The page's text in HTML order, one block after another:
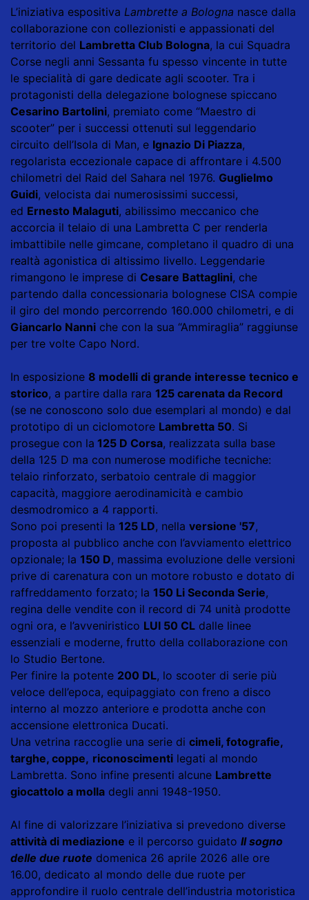
L’iniziativa espositiva Lambrette a Bologna nasce dalla
collaborazione con collezionisti e appassionati del
territorio del Lambretta Club Bologna, la cui Squadra
Corse negli anni Sessanta fu spesso vincente in tutte
le specialità di gare dedicate agli scooter. Tra i
protagonisti della delegazione bolognese spiccano
Cesarino Bartolini, premiato come “Maestro di
scooter” per i successi ottenuti sul leggendario
circuito dell’Isola di Man, e Ignazio Di Piazza,
regolarista eccezionale capace di affrontare i 4.500
chilometri del Raid del Sahara nel 1976. Guglielmo
Guidi, velocista dai numerosissimi successi,
ed Ernesto Malaguti, abilissimo meccanico che
accorcia il telaio di una Lambretta C per renderla
imbattibile nelle gimcane, completano il quadro di una
realtà agonistica di altissimo livello. Leggendarie
rimangono le imprese di Cesare Battaglini, che
partendo dalla concessionaria bolognese CISA compie
il giro del mondo percorrendo 160.000 chilometri, e di
Giancarlo Nanni che con la sua “Ammiraglia” raggiunse
per tre volte Capo Nord.
In esposizione 8 modelli di grande interesse tecnico e
storico, a partire dalla rara 125 carenata da Record
(se ne conoscono solo due esemplari al mondo) e dal
prototipo di un ciclomotore Lambretta 50. Si
prosegue con la 125 D Corsa, realizzata sulla base
della 125 D ma con numerose modifiche tecniche:
telaio rinforzato, serbatoio centrale di maggior
capacità, maggiore aerodinamicità e cambio
desmodromico a 4 rapporti.
Sono poi presenti la 125 LD, nella versione '57,
proposta al pubblico anche con l’avviamento elettrico
opzionale; la 150 D, massima evoluzione delle versioni
prive di carenatura con un motore robusto e dotato di
raffreddamento forzato; la 150 Li Seconda Serie,
regina delle vendite con il record di 74 unità prodotte
ogni ora, e l’avveniristico LUI 50 CL dalle linee
essenziali e moderne, frutto della collaborazione con
lo Studio Bertone.
Per finire la potente 200 DL, lo scooter di serie più
veloce dell’epoca, equipaggiato con freno a disco
interno al mozzo anteriore e prodotta anche con
accensione elettronica Ducati.
Una vetrina raccoglie una serie di cimeli, fotografie,
targhe, coppe, riconoscimenti legati al mondo
Lambretta. Sono infine presenti alcune Lambrette
giocattolo a molla degli anni 1948-1950.
Al fine di valorizzare l’iniziativa si prevedono diverse
attività di mediazione e il percorso guidato Il sogno
delle due ruote domenica 26 aprile 2026 alle ore
16.00, dedicato al mondo delle due ruote per
approfondire il ruolo centrale dell’industria motoristica